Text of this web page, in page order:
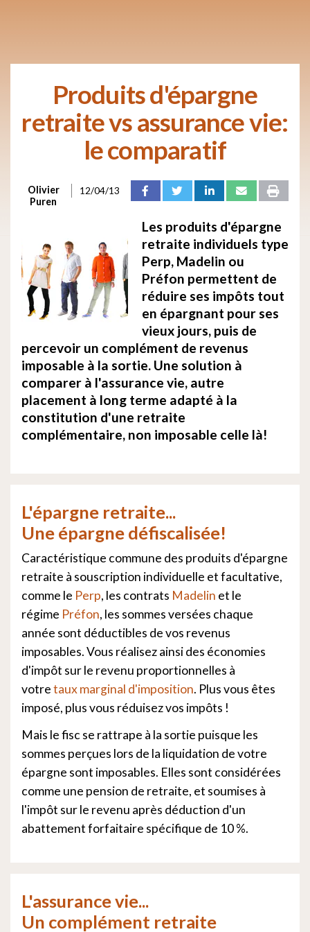
Produits d'épargne
retraite vs assurance vie:
le comparatif
Olivier
Puren
12/04/13
Les produits d'épargne
retraite individuels type
Perp, Madelin ou
Préfon permettent de
réduire ses impôts tout
en épargnant pour ses
vieux jours, puis de
percevoir un complément de revenus
imposable à la sortie. Une solution à
comparer à l'assurance vie, autre
placement à long terme adapté à la
constitution d'une retraite
complémentaire, non imposable celle là!
L'épargne retraite...
Une épargne défiscalisée!
Caractéristique commune des produits d'épargne
retraite à souscription individuelle et facultative,
comme le Perp, les contrats Madelin et le
régime Préfon, les sommes versées chaque
année sont déductibles de vos revenus
imposables. Vous réalisez ainsi des économies
d'impôt sur le revenu proportionnelles à
votretaux marginal d'imposition. Plus vous êtes
imposé, plus vous réduisez vos impôts !
Mais le fisc se rattrape à la sortie puisque les
sommes perçues lors de la liquidation de votre
épargne sont imposables. Elles sont considérées
comme une pension de retraite, et soumises à
l'impôt sur le revenu après déduction d'un
abattement forfaitaire spécifique de 10 %.
L'assurance vie...
Un complément retraite